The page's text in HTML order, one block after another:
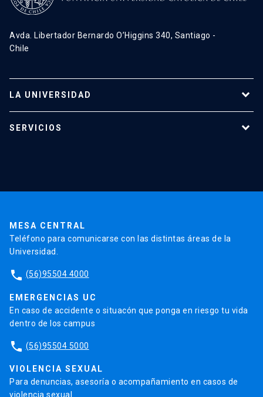
Avda. Libertador Bernardo O’Higgins 340, Santiago -
Chile
LA UNIVERSIDAD
Admisión
SERVICIOS
MESA CENTRAL
Teléfono para comunicarse con las distintas áreas de la
Universidad.
phone (56)95504 4000
EMERGENCIAS UC
En caso de accidente o situacón que ponga en riesgo tu vida
dentro de los campus
phone (56)95504 5000
VIOLENCIA SEXUAL
Para denuncias, asesoría o acompañamiento en casos de
violencia sexual